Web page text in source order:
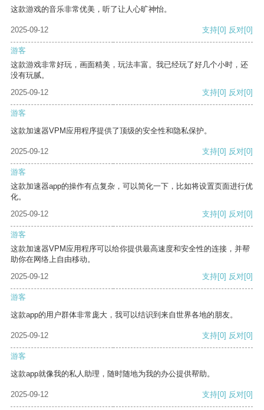
这款游戏的音乐非常优美，听了让人心旷神怡。
2025-09-12 支持[0] 反对[0]
游客
这款游戏非常好玩，画面精美，玩法丰富。我已经玩了好几个小时，还
没有玩腻。
2025-09-12
支持[0] 反对[0]
游客
这款加速器VPM应用程序提供了顶级的安全性和隐私保护。
2025-09-12 支持[0] 反对[0]
游客
这款加速器app的操作有点复杂，可以简化一下，比如将设置页面进行优
化。
2025-09-12
支持[0] 反对[0]
游客
这款加速器VPM应用程序可以给你提供最高速度和安全性的连接，并帮
助你在网络上自由移动。
2025-09-12
支持[0] 反对[0]
游客
这款app的用户群体非常庞大，我可以结识到来自世界各地的朋友。
2025-09-12 支持[0] 反对[0]
游客
这款app就像我的私人助理，随时随地为我的办公提供帮助。
2025-09-12 支持[0] 反对[0]